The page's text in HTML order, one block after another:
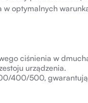
optymalnych
ciśnienia w
urządzenia.
400/500,